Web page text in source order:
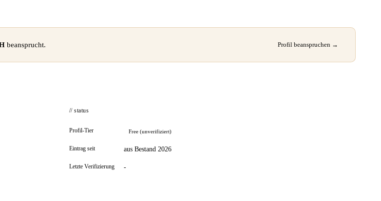
beansprucht. Profil beanspruchen →
// status
Profil-Tier Free (unverifiziert)
Eintrag seit aus Bestand 2026
Letzte Verifizierung -